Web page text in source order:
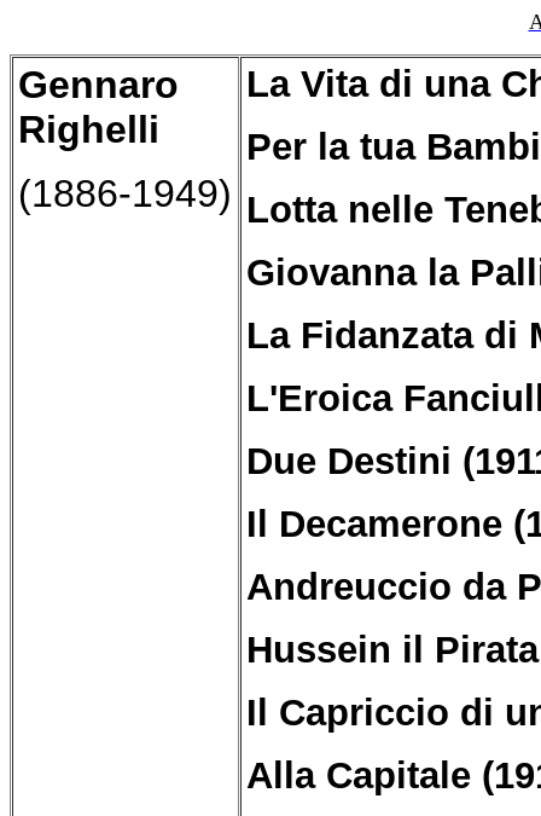
Gennaro
Righelli
(1886-1949)
La Vita di una
Per la tua
Lotta nelle
Giovanna la
La Fidanzata di
L'Eroica
Due Destini
Il Decamerone
Andreuccio da
Hussein il
Il Capriccio di
Alla Capitale